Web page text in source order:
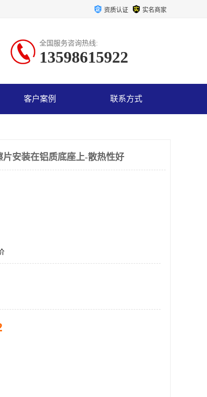
资质认证 实名商家
全国服务咨询热线:
13598615922
客户案例 联系方式
安装在铝质底座上-散热性好